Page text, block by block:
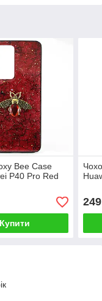
Bee Case
P40 Pro Red
Купити
249